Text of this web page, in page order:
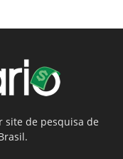
site de pesquisa de